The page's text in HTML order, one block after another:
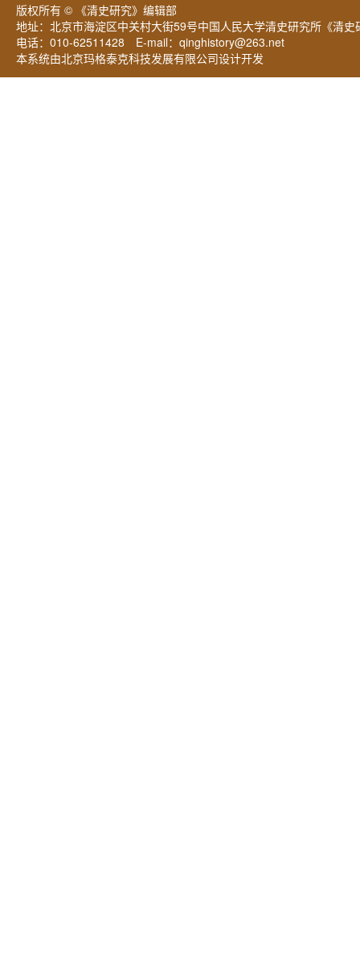
版权所有 © 《清史研究》编辑部
地址：北京市海淀区中关村大街59号中国人民大学清史研究所《
电话：010-62511428 E-mail： qinghistory@263.net
本系统由北京玛格泰克科技发展有限公司设计开发